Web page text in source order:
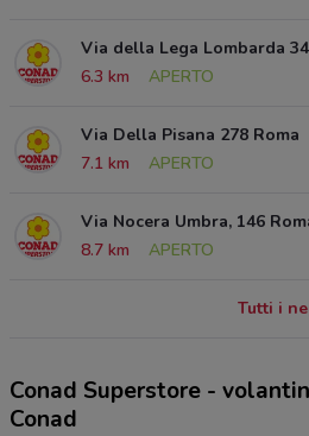
Via della Lega Lombarda
6.3 km
APERTO
Via Della Pisana 278 Roma
7.1 km
APERTO
Via Nocera Umbra, 146
8.7 km
APERTO
Tutti i
Conad Superstore -
Conad